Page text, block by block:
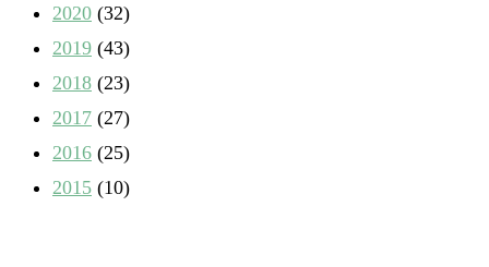
2020 (32)
2019 (43)
2018 (23)
2017 (27)
2016 (25)
2015 (10)